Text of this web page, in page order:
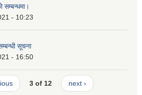
सम्बन्धमा।
- 10:23
सूचना
- 16:50
3 of 12 next ›